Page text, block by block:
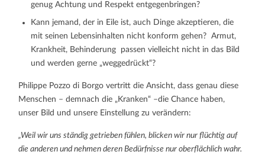
genug Achtung und Respekt entgegenbringen?
Kann jemand, der in Eile ist, auch Dinge akzeptieren, die
mit seinen Lebensinhalten nicht konform gehen? Armut,
Krankheit, Behinderung passen vielleicht nicht in das Bild
und werden gerne „weggedrückt“?
Philippe Pozzo di Borgo vertritt die Ansicht, dass genau diese
Menschen – demnach die „Kranken“ –die Chance haben,
unser Bild und unsere Einstellung zu verändern:
„Weil wir uns ständig getrieben fühlen, blicken wir nur flüchtig auf
die anderen und nehmen deren Bedürfnisse nur oberflächlich wahr.